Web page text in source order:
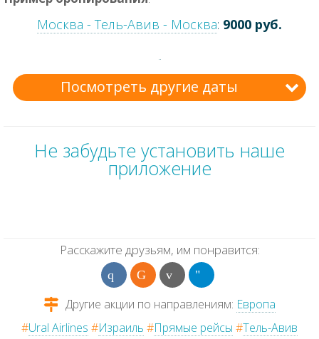
Москва - Тель-Авив - Москва: 9000 руб.
Посмотреть другие даты
Не забудьте установить наше
приложение
Расскажите друзьям, им понравится:
Другие акции по направлениям: Европа
#Ural Airlines #Израиль #Прямые рейсы #Тель-Авив